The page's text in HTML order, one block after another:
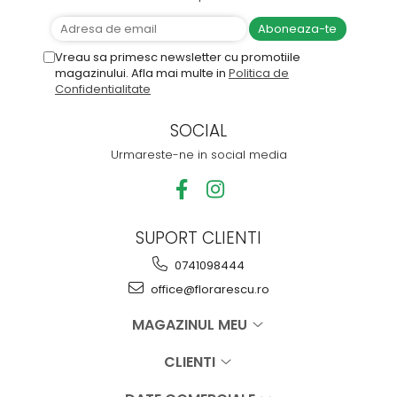
Vreau sa primesc newsletter cu promotiile
magazinului. Afla mai multe in Politica de
Confidentialitate
SOCIAL
Urmareste-ne in social media
SUPORT CLIENTI
0741098444
office@florarescu.ro
MAGAZINUL MEU
CLIENTI